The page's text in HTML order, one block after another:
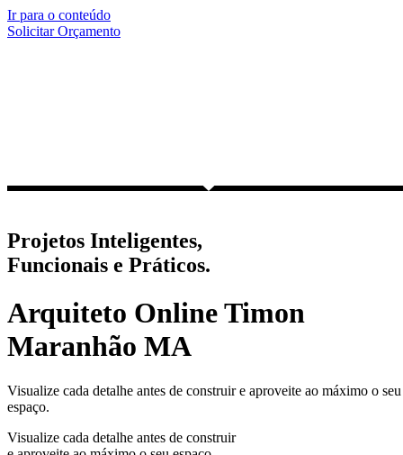
Ir para o conteúdo
Solicitar Orçamento
Projetos Inteligentes,
Funcionais e Práticos.
Arquiteto Online Timon
Maranhão MA
Visualize cada detalhe antes de construir e aproveite ao máximo o seu
espaço.
Visualize cada detalhe antes de construir